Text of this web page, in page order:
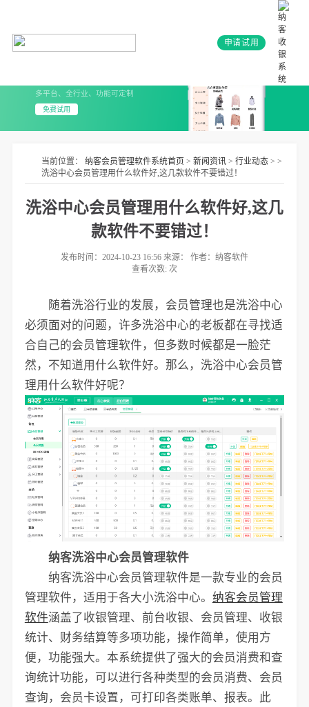
申请试用
多平台、全行业、功能可定制
免费试用
当前位置： 纳客会员管理软件系统首页> 新闻资讯> 行业动态> >
洗浴中心会员管理用什么软件好,这几款软件不要错过！
洗浴中心会员管理用什么软件好,这几
款软件不要错过！
发布时间：2024-10-23 16:56 来源： 作者：纳客软件
查看次数: 次
随着洗浴行业的发展，会员管理也是洗浴中心
必须面对的问题，许多洗浴中心的老板都在寻找适
合自己的会员管理软件，但多数时候都是一脸茫
然，不知道用什么软件好。那么，洗浴中心会员管
理用什么软件好呢？
纳客洗浴中心会员管理软件
纳客洗浴中心会员管理软件是一款专业的会员
管理软件，适用于各大小洗浴中心。 纳客会员管理
软件涵盖了收银管理、前台收银、会员管理、收银
统计、财务结算等多项功能，操作简单，使用方
便，功能强大。本系统提供了强大的会员消费和查
询统计功能，可以进行各种类型的会员消费、会员
查询，会员卡设置，可打印各类账单、报表。此